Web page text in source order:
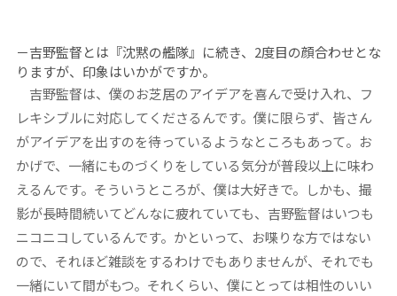
－吉野監督とは『沈黙の艦隊』に続き、2度目の顔合わせとな
りますが、印象はいかがですか。
吉野監督は、僕のお芝居のアイデアを喜んで受け入れ、フ
レキシブルに対応してくださるんです。僕に限らず、皆さん
がアイデアを出すのを待っているようなところもあって。お
かげで、一緒にものづくりをしている気分が普段以上に味わ
えるんです。そういうところが、僕は大好きで。しかも、撮
影が長時間続いてどんなに疲れていても、吉野監督はいつも
ニコニコしているんです。かといって、お喋りな方ではない
ので、それほど雑談をするわけでもありませんが、それでも
一緒にいて間がもつ。それくらい、僕にとっては相性のいい